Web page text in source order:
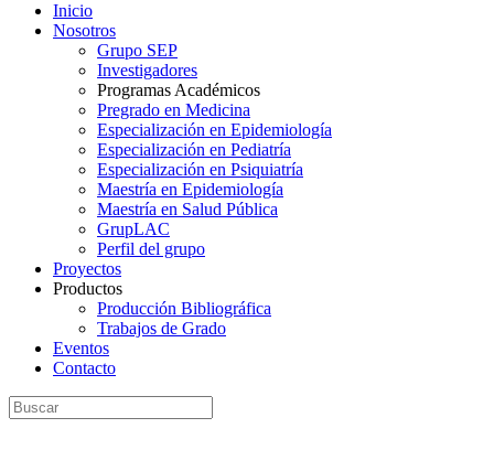
Inicio
Nosotros
Grupo SEP
Investigadores
Programas Académicos
Pregrado en Medicina
Especialización en Epidemiología
Especialización en Pediatría
Especialización en Psiquiatría
Maestría en Epidemiología
Maestría en Salud Pública
GrupLAC
Perfil del grupo
Proyectos
Productos
Producción Bibliográfica
Trabajos de Grado
Eventos
Contacto